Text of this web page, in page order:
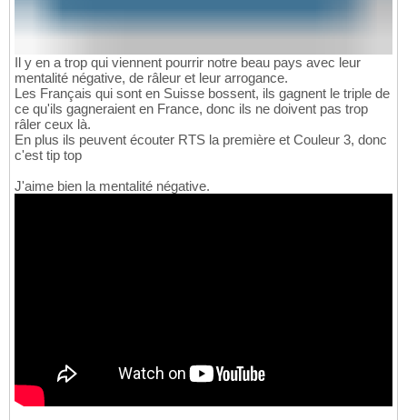
Il y en a trop qui viennent pourrir notre beau pays avec leur
mentalité négative, de râleur et leur arrogance.
Les Français qui sont en Suisse bossent, ils gagnent le triple de
ce qu'ils gagneraient en France, donc ils ne doivent pas trop
râler ceux là.
En plus ils peuvent écouter RTS la première et Couleur 3, donc
c'est tip top
J'aime bien la mentalité négative.